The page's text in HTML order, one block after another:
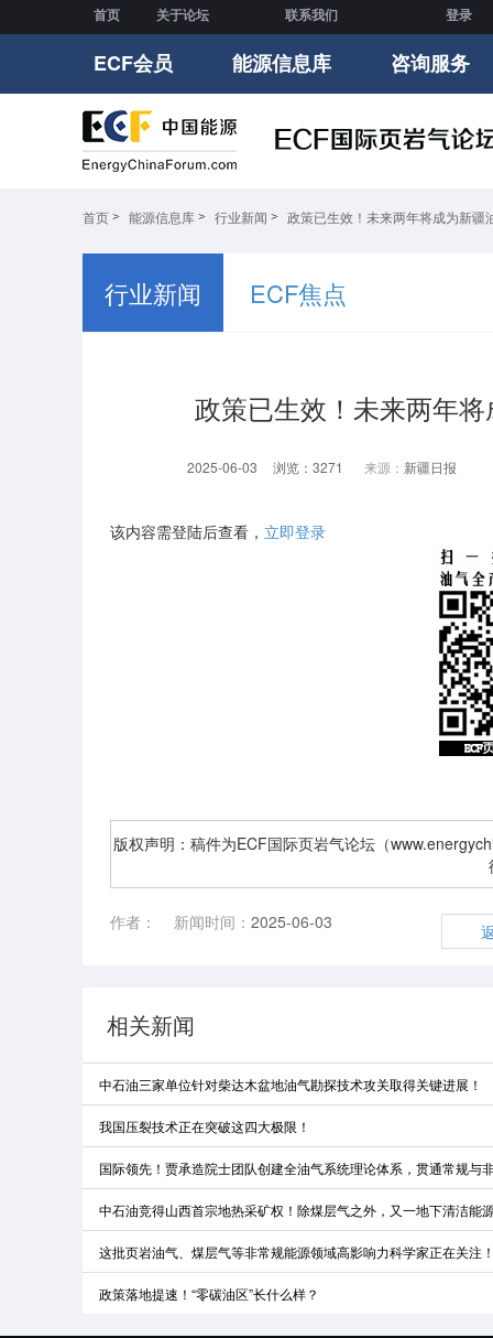
首页 关于论坛 联系我们 登录
ECF会员 能源信息库 咨询服务
首页 能源信息库 行业新闻 政策已生效！未来两年将成为新疆
行业新闻 ECF焦点
政策已生效！未来两年
2025-06-03 浏览：3271 来源： 新疆日报
该内容需登陆后查看， 立即登录
版权声明：稿件为ECF国际页岩气论坛（
作者： 新闻时间： 2025-06-03
相关新闻
中石油三家单位针对柴达木盆地油气勘探技术攻关取得关键进展！
我国压裂技术正在突破这四大极限！
国际领先！贾承造院士团队创建全油气系统理论体系，贯通常规与
中石油竞得山西首宗地热采矿权！除煤层气之外，又一地下清洁能
这批页岩油气、煤层气等非常规能源领域高影响力科学家正在关注
政策落地提速！“零碳油区”长什么样？